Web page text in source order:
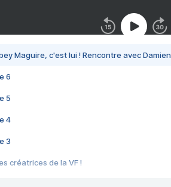
Maguire, c'est lui ! Rencontre avec
6
5
4
3
créatrices de la VF !